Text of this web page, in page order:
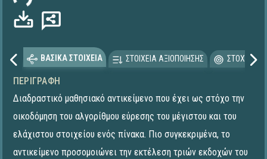
ΒΑΣΙΚΑ ΣΤΟΙΧΕΙΑ ΣΤΟΙΧΕΙΑ ΑΞΙΟΠΟΙΗΣΗΣ
ΠΕΡΙΓΡΑΦΉ
Διαδραστικό μαθησιακό αντικείμενο που έχει ως στόχο την
οικοδόμηση του αλγορίθμου εύρεσης του μέγιστου και του
ελάχιστου στοιχείου ενός πίνακα. Πιο συγκεκριμένα, το
αντικείμενο προσομοιώνει την εκτέλεση τριών εκδοχών του